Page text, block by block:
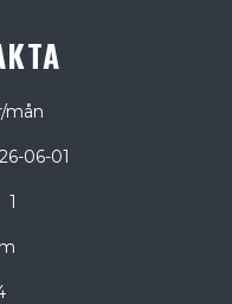
mån
06-01
1